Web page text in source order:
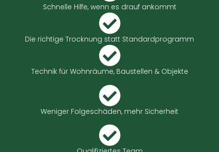
Schnelle Hilfe, wenn es drauf ankommt
Die richtige Trocknung statt Standardprogramm
Technik für Wohnräume, Baustellen & Objekte
Weniger Folgeschäden, mehr Sicherheit